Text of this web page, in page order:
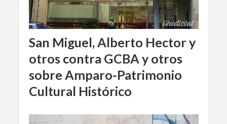
San Miguel, Alberto Hector y
otros contra GCBA y otros
sobre Amparo-Patrimonio
Cultural Histórico